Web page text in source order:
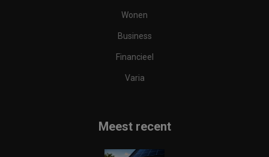
Wonen
Business
Financieel
Varia
Meest recent